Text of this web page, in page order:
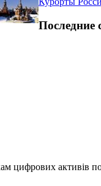
Последние
цифрових активів